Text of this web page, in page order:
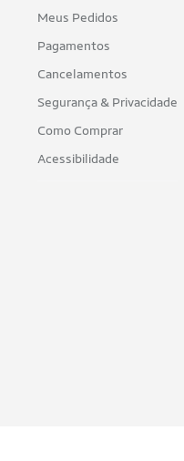
Meus Pedidos
Pagamentos
Cancelamentos
Segurança & Privacidade
Como Comprar
Acessibilidade